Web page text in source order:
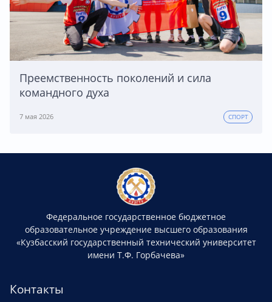
Преемственность поколений и сила
командного духа
7 мая 2026 СПОРТ
Федеральное государственное бюджетное
образовательное учреждение высшего образования
«Кузбасский государственный технический университет
имени Т.Ф. Горбачева»
Контакты